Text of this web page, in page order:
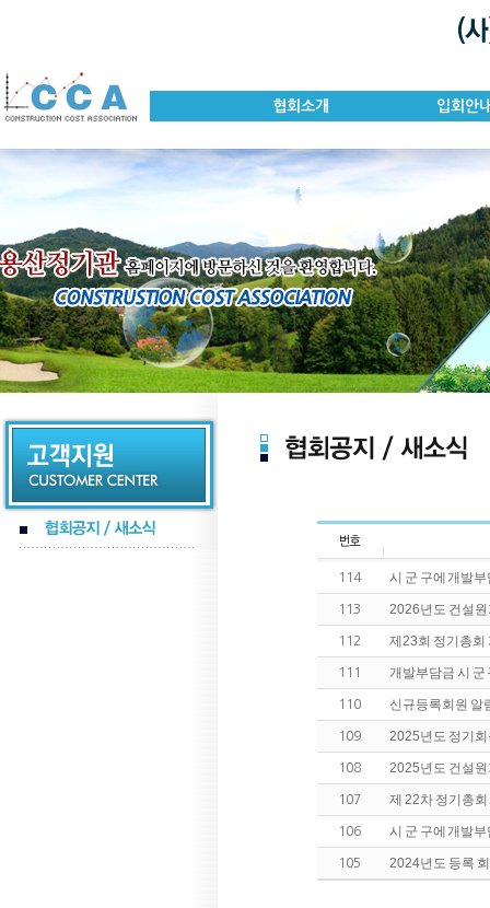
협회소개 입회안
114 시 군 구에 개발
113 2026년도 건설
112 제23회 정기총회
111 개발부담금 시 군
110 신규등록회원 알
109 2025년도 정기회
108 2025년도 건설
107 제 22차 정기총회
106 시 군 구에 개발
105 2024년도 등록